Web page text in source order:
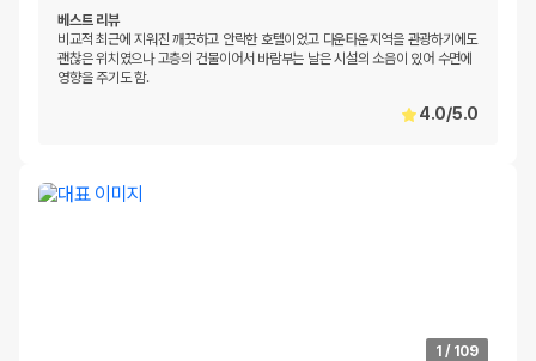
베스트 리뷰
비교적 최근에 지워진 깨끗하고 안락한 호텔이었고 다운타운지역을 관광하기에도
괜찮은 위치였으나 고층의 건물이어서 바람부는 날은 시설의 소음이 있어 수면에
영향을 주기도 함.
4.0/5.0
1 / 109